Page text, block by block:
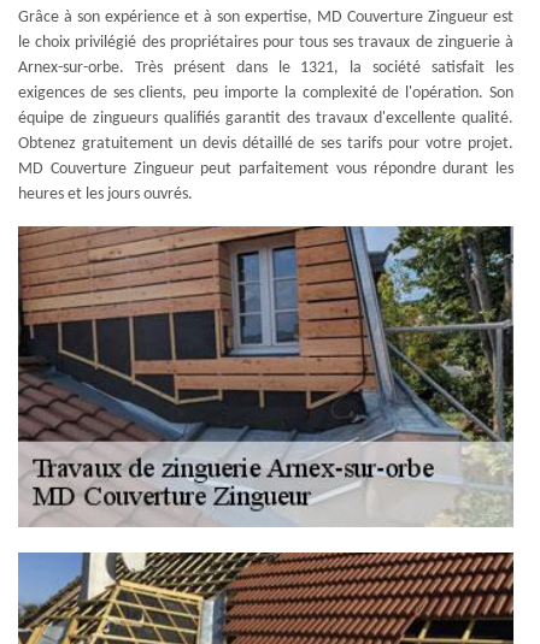
Grâce à son expérience et à son expertise, MD Couverture Zingueur est
le choix privilégié des propriétaires pour tous ses travaux de zinguerie à
Arnex-sur-orbe. Très présent dans le 1321, la société satisfait les
exigences de ses clients, peu importe la complexité de l'opération. Son
équipe de zingueurs qualifiés garantit des travaux d'excellente qualité.
Obtenez gratuitement un devis détaillé de ses tarifs pour votre projet.
MD Couverture Zingueur peut parfaitement vous répondre durant les
heures et les jours ouvrés.